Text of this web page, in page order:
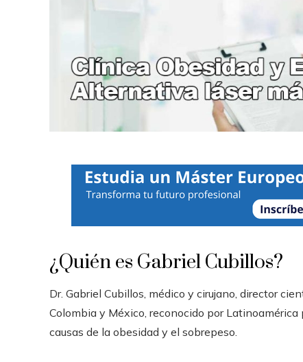
¿Quién es Gabriel Cubillos?
Dr. Gabriel Cubillos, médico y cirujano, director
Colombia y México, reconocido por
causas de la obesidad y el sobrepeso.